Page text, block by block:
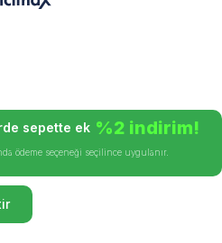
sepette ek %2 indirim!
ödeme seçeneği seçilince uygulanır.